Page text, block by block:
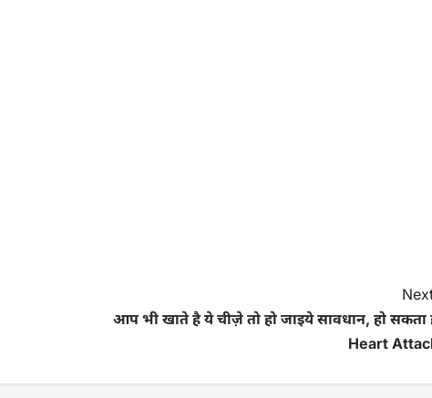
आप भी खाते है ये चीज़े तो हो जाइये सावधान, हो सकता
Heart